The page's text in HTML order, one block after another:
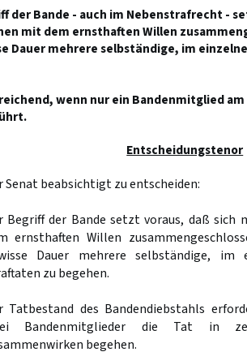
der Bande - auch im Nebenstrafrecht -
mit dem ernsthaften Willen
Dauer mehrere selbständige, im
wenn nur ein Bandenmitglied
Entscheidungstenor
Senat beabsichtigt zu entscheiden:
Begriff der Bande setzt voraus, daß sich
ernsthaften Willen
Dauer mehrere selbständige, im
zu begehen.
Tatbestand des Bandendiebstahls
Bandenmitglieder die Tat in
begehen.